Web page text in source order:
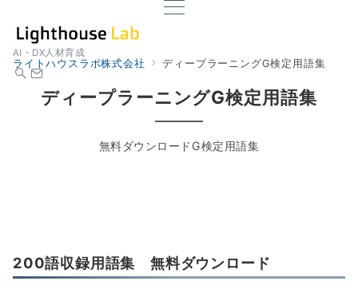
AI・DX人材育成
ライトハウスラボ株式会社 ディープラーニングG検定用語集
ディープラーニングG検定用語集
無料ダウンロードG検定用語集
200語収録用語集 無料ダウンロード